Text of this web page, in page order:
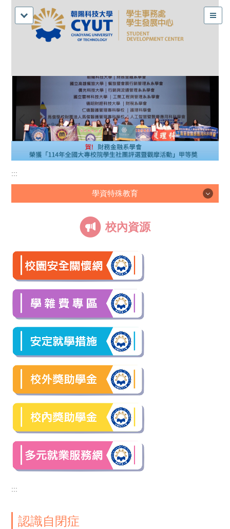
:::
學資特殊教育
學資特殊教育
校內資源
:::
認識自閉症